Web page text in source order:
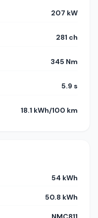
207 kW
281 ch
345 Nm
5.9 s
18.1 kWh/100 km
54 kWh
50.8 kWh